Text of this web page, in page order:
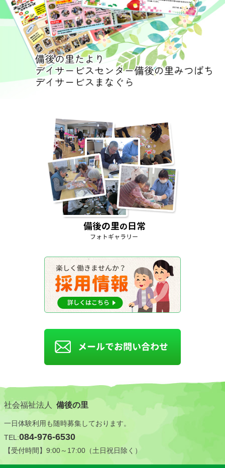
社会福祉法人 備後の里
一日体験利用も随時募集しております。
TEL:084-976-6530
【受付時間】9:00～17:00（土日祝日除く）